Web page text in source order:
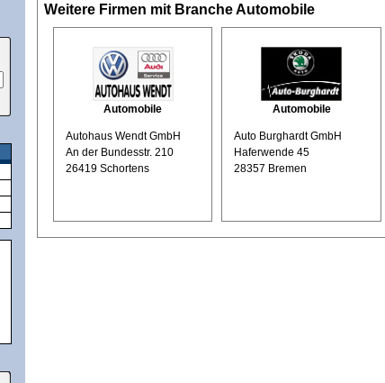
Weitere Firmen mit Branche Automobile
Automobile
Autohaus Wendt GmbH
An der Bundesstr. 210
26419 Schortens
Automobile
Auto Burghardt GmbH
Haferwende 45
28357 Bremen